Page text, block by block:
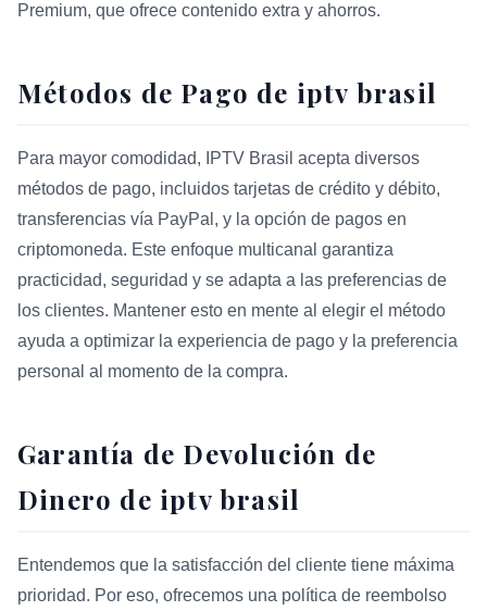
Premium, que ofrece contenido extra y ahorros.
Métodos de Pago de iptv brasil
Para mayor comodidad, IPTV Brasil acepta diversos
métodos de pago, incluidos tarjetas de crédito y débito,
transferencias vía PayPal, y la opción de pagos en
criptomoneda. Este enfoque multicanal garantiza
practicidad, seguridad y se adapta a las preferencias de
los clientes. Mantener esto en mente al elegir el método
ayuda a optimizar la experiencia de pago y la preferencia
personal al momento de la compra.
Garantía de Devolución de
Dinero de iptv brasil
Entendemos que la satisfacción del cliente tiene máxima
prioridad. Por eso, ofrecemos una política de reembolso